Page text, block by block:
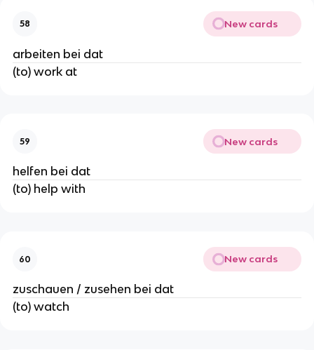
58 New cards
arbeiten bei dat
(to) work at
59 New cards
helfen bei dat
(to) help with
60 New cards
zuschauen / zusehen bei dat
(to) watch